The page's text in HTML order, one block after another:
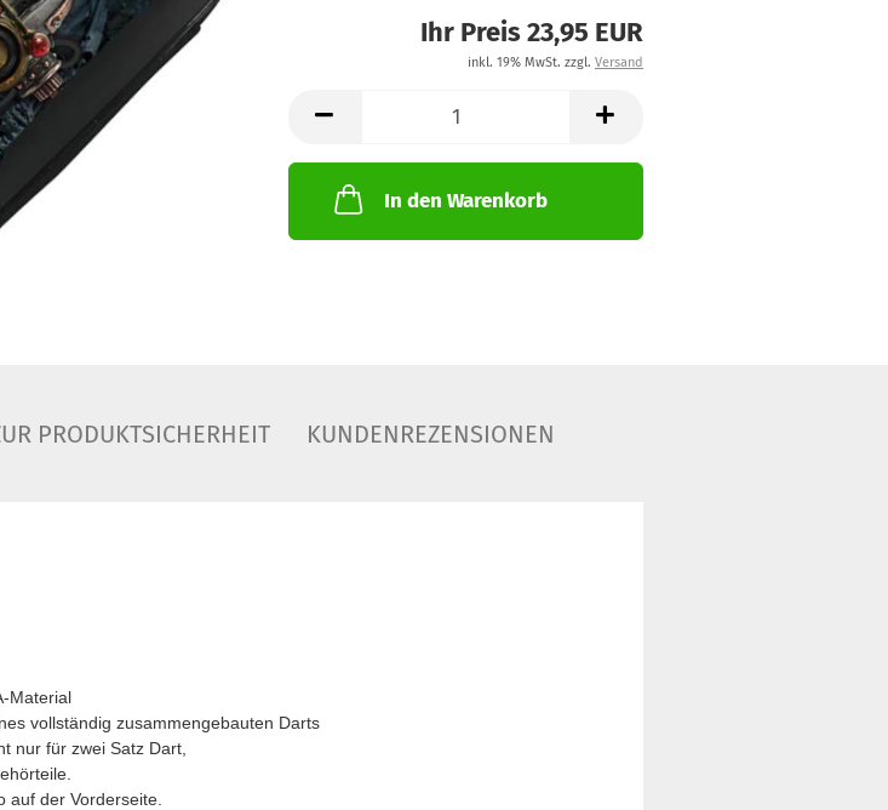
Ihr Preis 23,95 EUR
inkl. 19% MwSt. zzgl. Versand
In den Warenkorb
PRODUKTSICHERHEIT KUNDENREZENSIONEN
Material
vollständig zusammengebauten Darts
nur für zwei Satz Dart,
auf der Vorderseite.